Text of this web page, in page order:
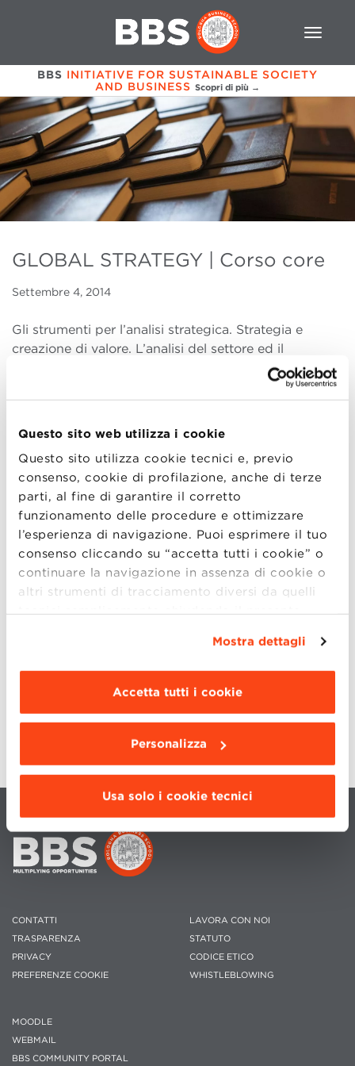
Questo sito web utilizza i cookie
Questo sito utilizza cookie tecnici e, previo
consenso, cookie di profilazione, anche di terze
parti, al fine di garantire il corretto
funzionamento delle procedure e ottimizzare
l’esperienza di navigazione. Puoi esprimere il tuo
consenso cliccando su “accetta tutti i cookie” o
continuare la navigazione in assenza di cookie o
altri strumenti di tracciamento diversi da quelli
tecnici semplicemente chiudendo il presente
Dettagli ”. Per
modificare le impostazioni di navigazione e
scegliere le funzionalità, le terze parti e i cookie
Mostra dettagli
Accetta tutti i cookie
Personalizza
Usa solo i cookie tecnici
BBS INITIATIVE FOR SUSTAINABLE SOCIETY
AND BUSINESS Scopri di più →
GLOBAL STRATEGY | Corso core
Settembre 4, 2014
Gli strumenti per l’analisi strategica. Strategia e
creazione di valore. L’analisi del settore ed il
vantaggio competitivo. L’analisi dei concorrenti e il
modello di concorrenza allargata. Le risorse e le
competenze: ingredienti fondamentali della strategia.
strategia di leadership di costo e la differenziazione.
Il vantaggio competitivo in differenti condizioni di
mercato. La catena del valore e l’analisi dei costi. Il
sistema delle attività ed il sistema del valore. La
tecnologia e la gestione dell’innovazione. Il
vantaggio competitivo nei settori maturi.
CONTATTI
TRASPARENZA
PRIVACY
PREFERENZE COOKIE
LAVORA CON NOI
STATUTO
CODICE ETICO
WHISTLEBLOWING
MOODLE
WEBMAIL
BBS COMMUNITY PORTAL